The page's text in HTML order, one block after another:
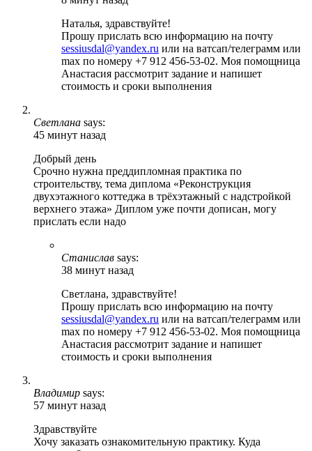
Наталья, здравствуйте!
Прошу прислать всю информацию на почту
sessiusdal@yandex.ru или на ватсап/телеграмм или
max по номеру +7 912 456-53-02. Моя помощница
Анастасия рассмотрит задание и напишет
стоимость и сроки выполнения
Светлана says:
45 минут назад
Добрый день
Срочно нужна преддипломная практика по
строительству, тема диплома «Реконструкция
двухэтажного коттеджа в трёхэтажный с надстройкой
верхнего этажа» Диплом уже почти дописан, могу
прислать если надо
Станислав says:
38 минут назад
Светлана, здравствуйте!
Прошу прислать всю информацию на почту
sessiusdal@yandex.ru или на ватсап/телеграмм или
max по номеру +7 912 456-53-02. Моя помощница
Анастасия рассмотрит задание и напишет
стоимость и сроки выполнения
Владимир says:
57 минут назад
Здравствуйте
Хочу заказать ознакомительную практику. Куда